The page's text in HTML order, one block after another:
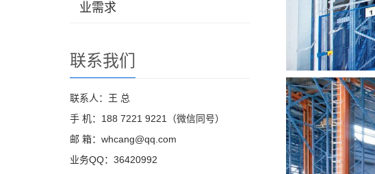
业需求
联系我们
联系人：王 总
手 机：188 7221 9221（微信同号）
邮 箱：whcang@qq.com
业务QQ：36420992